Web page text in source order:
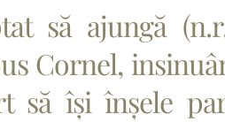
să ajungă
Cornel,
să își înșele